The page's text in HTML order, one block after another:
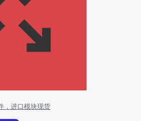
，进口模块现货